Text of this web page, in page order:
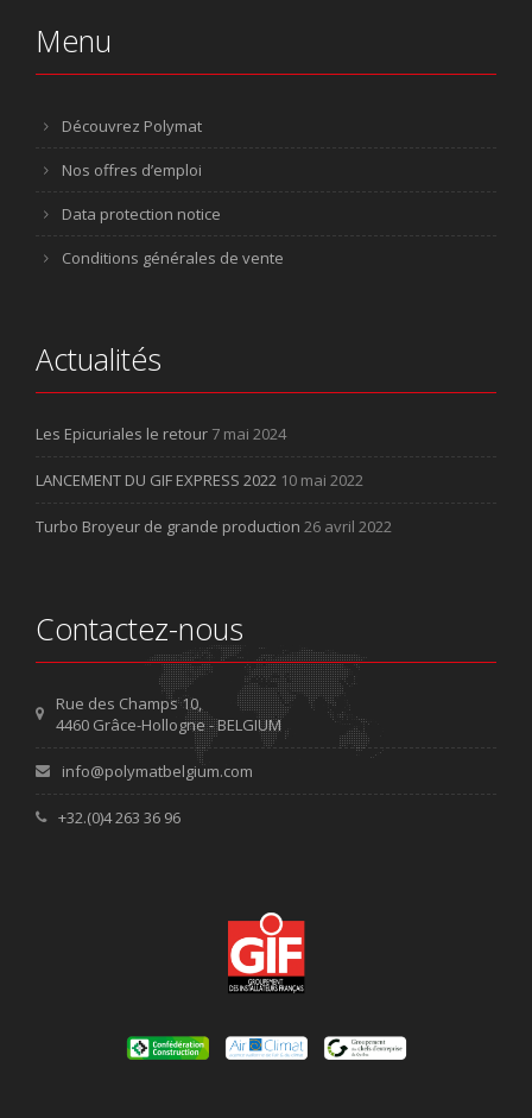
Menu
Découvrez Polymat
Nos offres d’emploi
Data protection notice
Conditions générales de vente
Actualités
Les Epicuriales le retour 7 mai 2024
LANCEMENT DU GIF EXPRESS 2022 10 mai 2022
Turbo Broyeur de grande production 26 avril 2022
Contactez-nous
Rue des Champs 10,
4460 Grâce-Hollogne - BELGIUM
info@polymatbelgium.com
+32.(0)4 263 36 96